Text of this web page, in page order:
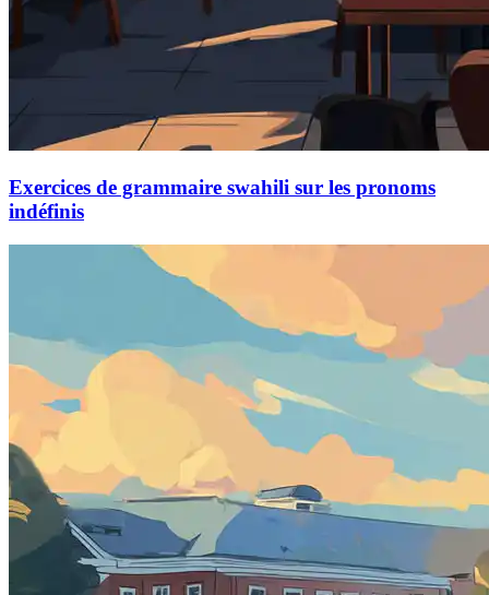
Exercices de grammaire swahili sur les pronoms
indéfinis